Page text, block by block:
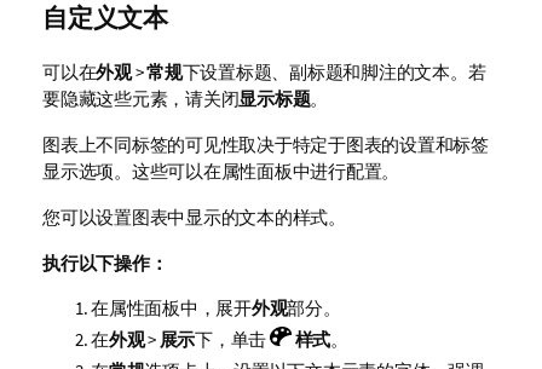
自定义文本
可以在外观>常规下设置标题、副标题和脚注的文本。若
要隐藏这些元素，请关闭显示标题。
图表上不同标签的可见性取决于特定于图表的设置和标签
显示选项。这些可以在属性面板中进行配置。
您可以设置图表中显示的文本的样式。
执行以下操作：
在属性面板中，展开外观部分。
在外观> 展示下，单击 样式。